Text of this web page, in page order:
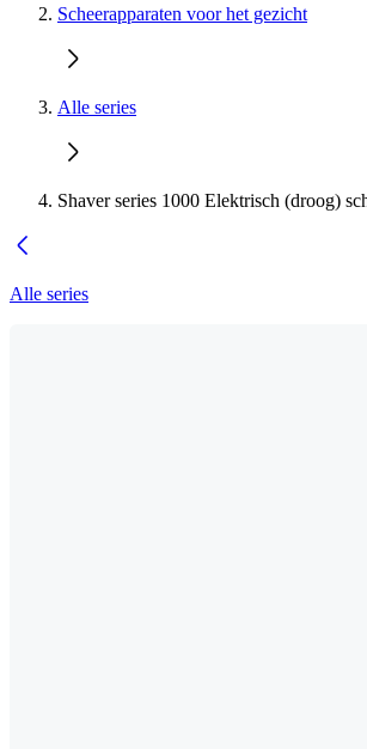
Scheerapparaten voor het gezicht
Alle series
Shaver series 1000 Elektrisch (droog)
Alle series